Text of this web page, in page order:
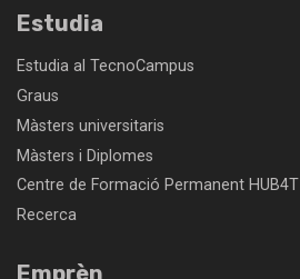
Estudia
Estudia al TecnoCampus
Graus
Màsters universitaris
Màsters i Diplomes
Centre de Formació Permanent HUB4T
Recerca
Emprèn